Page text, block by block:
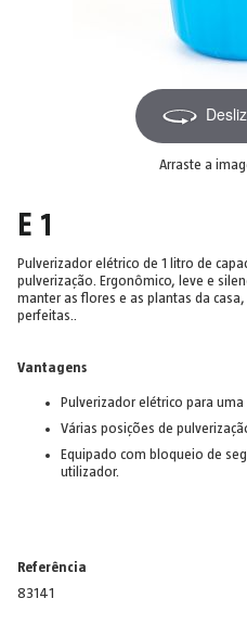
Arraste a
E 1
Pulverizador elétrico de 1 litro de
pulverização. Ergonômico, leve e
manter as flores e as plantas da
perfeitas..
Vantagens
Pulverizador elétrico para
Várias posições de
Equipado com bloqueio de
utilizador.
Referência
83141